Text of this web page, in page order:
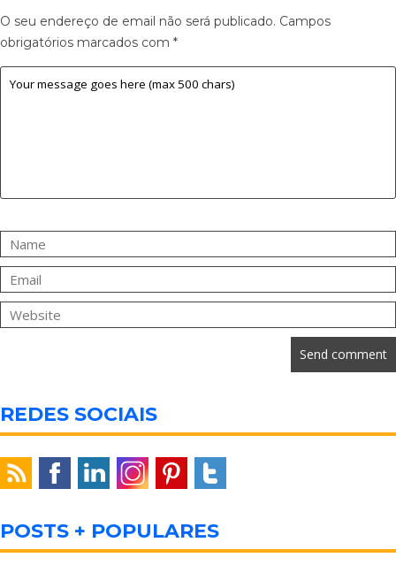
O seu endereço de email não será publicado. Campos
obrigatórios marcados com *
REDES SOCIAIS
POSTS + POPULARES